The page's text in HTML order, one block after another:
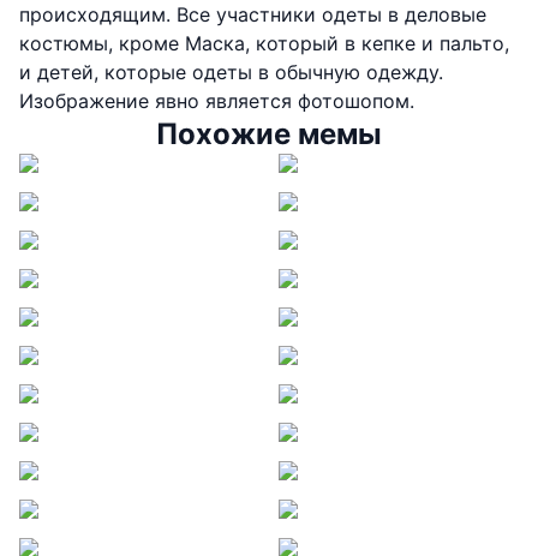
происходящим. Все участники одеты в деловые
костюмы, кроме Маска, который в кепке и пальто,
и детей, которые одеты в обычную одежду.
Изображение явно является фотошопом.
Похожие мемы